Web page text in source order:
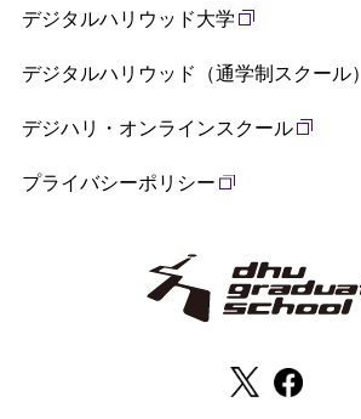
デジタルハリウッド大学
デジタルハリウッド（通学制スクール）
デジハリ・オンラインスクール
プライバシーポリシー